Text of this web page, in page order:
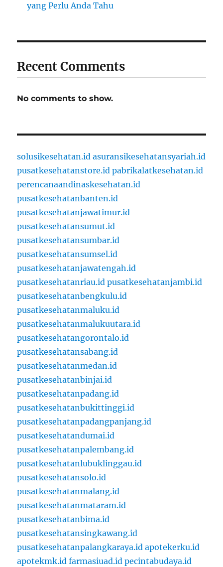
yang Perlu Anda Tahu
Recent Comments
No comments to show.
solusikesehatan.id asuransikesehatansyariah.id
pusatkesehatanstore.id pabrikalatkesehatan.id
perencanaandinaskesehatan.id
pusatkesehatanbanten.id
pusatkesehatanjawatimur.id
pusatkesehatansumut.id
pusatkesehatansumbar.id
pusatkesehatansumsel.id
pusatkesehatanjawatengah.id
pusatkesehatanriau.id pusatkesehatanjambi.id
pusatkesehatanbengkulu.id
pusatkesehatanmaluku.id
pusatkesehatanmalukuutara.id
pusatkesehatangorontalo.id
pusatkesehatansabang.id
pusatkesehatanmedan.id
pusatkesehatanbinjai.id
pusatkesehatanpadang.id
pusatkesehatanbukittinggi.id
pusatkesehatanpadangpanjang.id
pusatkesehatandumai.id
pusatkesehatanpalembang.id
pusatkesehatanlubuklinggau.id
pusatkesehatansolo.id
pusatkesehatanmalang.id
pusatkesehatanmataram.id
pusatkesehatanbima.id
pusatkesehatansingkawang.id
pusatkesehatanpalangkaraya.id apotekerku.id
apotekmk.id farmasiuad.id pecintabudaya.id